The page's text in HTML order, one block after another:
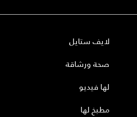
لايف ستايل
صحة ورشاقة
لها فيديو
مطبخ لها